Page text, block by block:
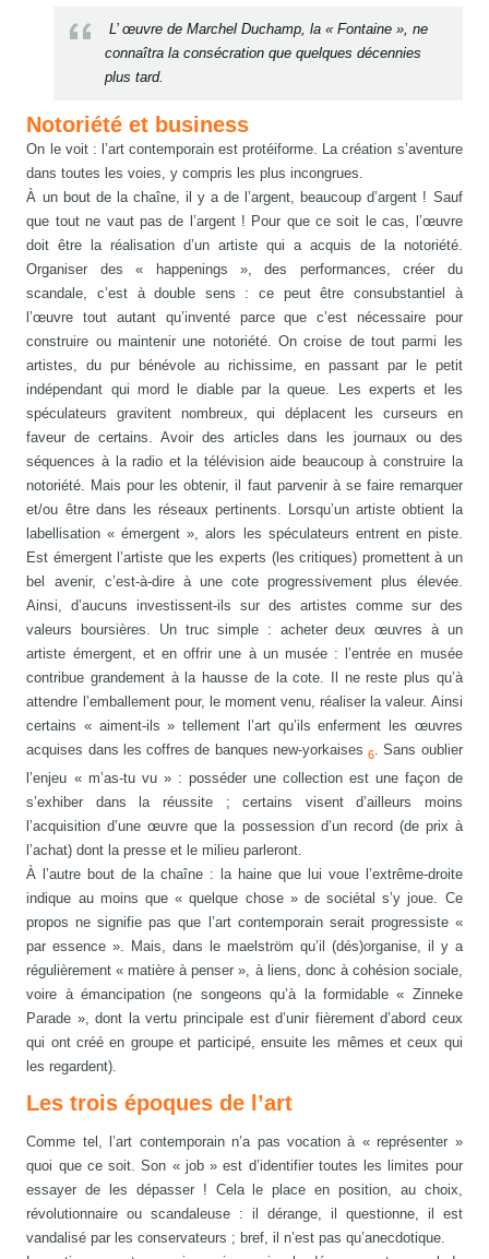
L’ œuvre de Marchel Duchamp, la « Fontaine », ne
connaîtra la consécration que quelques décennies
plus tard.
Notoriété et business
On le voit : l’art contemporain est protéiforme. La création s’aventure
dans toutes les voies, y compris les plus incongrues.
À un bout de la chaîne, il y a de l’argent, beaucoup d’argent ! Sauf
que tout ne vaut pas de l’argent ! Pour que ce soit le cas, l’œuvre
doit être la réalisation d’un artiste qui a acquis de la notoriété.
Organiser des « happenings », des performances, créer du
scandale, c’est à double sens : ce peut être consubstantiel à
l’œuvre tout autant qu’inventé parce que c’est nécessaire pour
construire ou maintenir une notoriété. On croise de tout parmi les
artistes, du pur bénévole au richissime, en passant par le petit
indépendant qui mord le diable par la queue. Les experts et les
spéculateurs gravitent nombreux, qui déplacent les curseurs en
faveur de certains. Avoir des articles dans les journaux ou des
séquences à la radio et la télévision aide beaucoup à construire la
notoriété. Mais pour les obtenir, il faut parvenir à se faire remarquer
et/ou être dans les réseaux pertinents. Lorsqu’un artiste obtient la
labellisation « émergent », alors les spéculateurs entrent en piste.
Est émergent l’artiste que les experts (les critiques) promettent à un
bel avenir, c’est-à-dire à une cote progressivement plus élevée.
Ainsi, d’aucuns investissent-ils sur des artistes comme sur des
valeurs boursières. Un truc simple : acheter deux œuvres à un
artiste émergent, et en offrir une à un musée : l’entrée en musée
contribue grandement à la hausse de la cote. Il ne reste plus qu’à
attendre l’emballement pour, le moment venu, réaliser la valeur. Ainsi
certains « aiment-ils » tellement l’art qu’ils enferment les œuvres
acquises dans les coffres de banques new-yorkaises6. Sans oublier
l’enjeu « m’as-tu vu » : posséder une collection est une façon de
s’exhiber dans la réussite ; certains visent d’ailleurs moins
l’acquisition d’une œuvre que la possession d’un record (de prix à
l’achat) dont la presse et le milieu parleront.
À l’autre bout de la chaîne : la haine que lui voue l’extrême-droite
indique au moins que « quelque chose » de sociétal s’y joue. Ce
propos ne signifie pas que l’art contemporain serait progressiste «
par essence ». Mais, dans le maelström qu’il (dés)organise, il y a
régulièrement « matière à penser », à liens, donc à cohésion sociale,
voire à émancipation (ne songeons qu’à la formidable « Zinneke
Parade », dont la vertu principale est d’unir fièrement d’abord ceux
qui ont créé en groupe et participé, ensuite les mêmes et ceux qui
les regardent).
Les trois époques de l’art
Comme tel, l’art contemporain n’a pas vocation à « représenter »
quoi que ce soit. Son « job » est d’identifier toutes les limites pour
essayer de les dépasser ! Cela le place en position, au choix,
révolutionnaire ou scandaleuse : il dérange, il questionne, il est
vandalisé par les conservateurs ; bref, il n’est pas qu’anecdotique.